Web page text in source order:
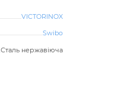
VICTORINOX
Swibo
Сталь нержавіюча